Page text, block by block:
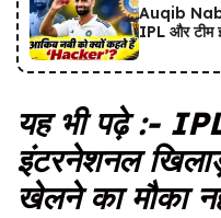
Auqib Nabi
IPL और टीम
यह भी पढ़े :-
इंटरनेशनल
खेलने का मौका